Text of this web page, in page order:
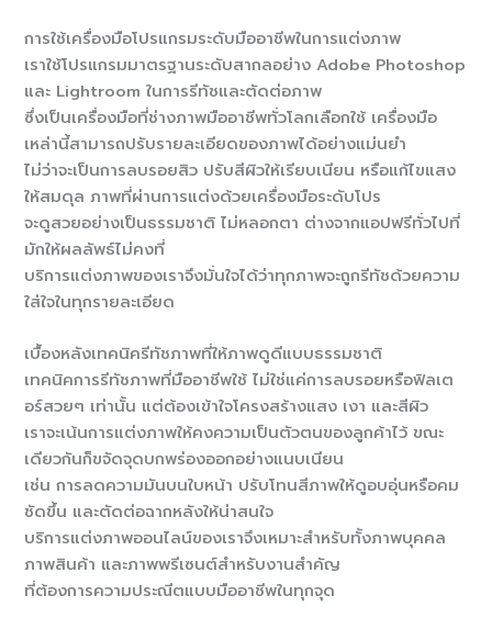
การใช้เครื่องมือโปรแกรมระดับมืออาชีพในการแต่งภาพ
เราใช้โปรแกรมมาตรฐานระดับสากลอย่าง Adobe Photoshop
และ Lightroom ในการรีทัชและตัดต่อภาพ
ซึ่งเป็นเครื่องมือที่ช่างภาพมืออาชีพทั่วโลกเลือกใช้ เครื่องมือ
เหล่านี้สามารถปรับรายละเอียดของภาพได้อย่างแม่นยำ
ไม่ว่าจะเป็นการลบรอยสิว ปรับสีผิวให้เรียบเนียน หรือแก้ไขแสง
ให้สมดุล ภาพที่ผ่านการแต่งด้วยเครื่องมือระดับโปร
จะดูสวยอย่างเป็นธรรมชาติ ไม่หลอกตา ต่างจากแอปฟรีทั่วไปที่
มักให้ผลลัพธ์ไม่คงที่
บริการแต่งภาพของเราจึงมั่นใจได้ว่าทุกภาพจะถูกรีทัชด้วยความ
ใส่ใจในทุกรายละเอียด
เบื้องหลังเทคนิครีทัชภาพที่ให้ภาพดูดีแบบธรรมชาติ
เทคนิคการรีทัชภาพที่มืออาชีพใช้ ไม่ใช่แค่การลบรอยหรือฟิลเต
อร์สวยๆ เท่านั้น แต่ต้องเข้าใจโครงสร้างแสง เงา และสีผิว
เราจะเน้นการแต่งภาพให้คงความเป็นตัวตนของลูกค้าไว้ ขณะ
เดียวกันก็ขจัดจุดบกพร่องออกอย่างแนบเนียน
เช่น การลดความมันบนใบหน้า ปรับโทนสีภาพให้ดูอบอุ่นหรือคม
ชัดขึ้น และตัดต่อฉากหลังให้น่าสนใจ
บริการแต่งภาพออนไลน์ของเราจึงเหมาะสำหรับทั้งภาพบุคคล
ภาพสินค้า และภาพพรีเซนต์สำหรับงานสำคัญ
ที่ต้องการความประณีตแบบมืออาชีพในทุกจุด